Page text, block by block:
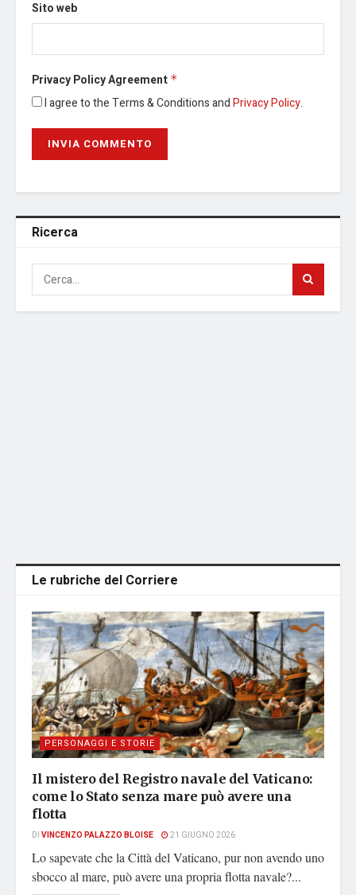
Sito web
Privacy Policy Agreement *
I agree to the Terms & Conditions andPrivacy Policy.
Ricerca
Le rubriche del Corriere
PERSONAGGI E STORIE
Il mistero del Registro navale del Vaticano:
come lo Stato senza mare può avere una
flotta
DI VINCENZO PALAZZO BLOISE 21 GIUGNO 2026
Lo sapevate che la Città del Vaticano, pur non avendo uno
sbocco al mare, può avere una propria flotta navale?...